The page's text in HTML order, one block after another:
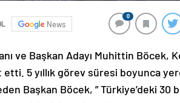
News
0
ve Başkan Adayı Muhittin Böcek,
5 yıllık görev süresi boyunca
Başkan Böcek, ” Türkiye’deki 30